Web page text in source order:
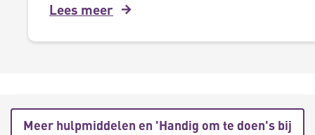
Lees meer
Meer hulpmiddelen en 'Handig om te doen's bij